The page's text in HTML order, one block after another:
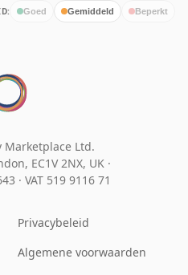
Goed Gemiddeld Beperkt
Marketplace Ltd.
EC1V 2NX, UK ·
· VAT 519 9116 71
Privacybeleid
Algemene voorwaarden